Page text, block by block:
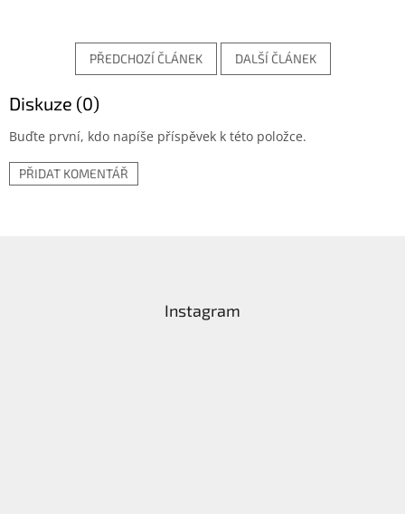
PŘEDCHOZÍ ČLÁNEK DALŠÍ ČLÁNEK
Diskuze (0)
Buďte první, kdo napíše příspěvek k této položce.
PŘIDAT KOMENTÁŘ
Instagram